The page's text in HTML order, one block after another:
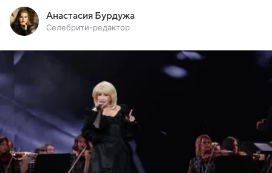
Анастасия Бурдужа
Селебрити-редактор